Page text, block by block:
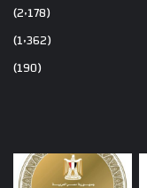
(2٬178)
(1٬362)
(190)